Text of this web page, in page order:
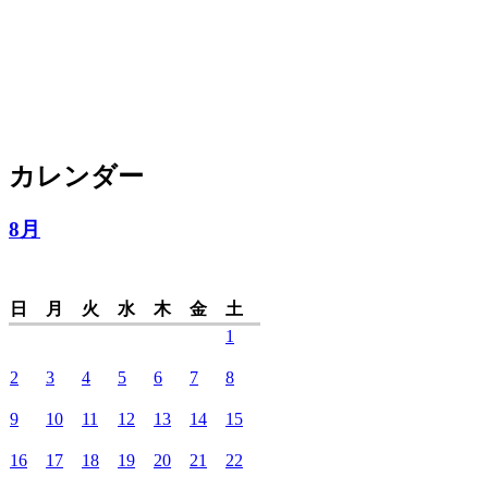
カレンダー
8月
日 月 火 水 木 金
土
1
2 3 4 5 6 7 8
9 10 11 12 13 14 15
16 17 18 19 20 21 22